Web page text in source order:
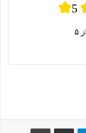
5
از ۵
تلگرام اشتراک گذاری از طریق ایمیل چاپ